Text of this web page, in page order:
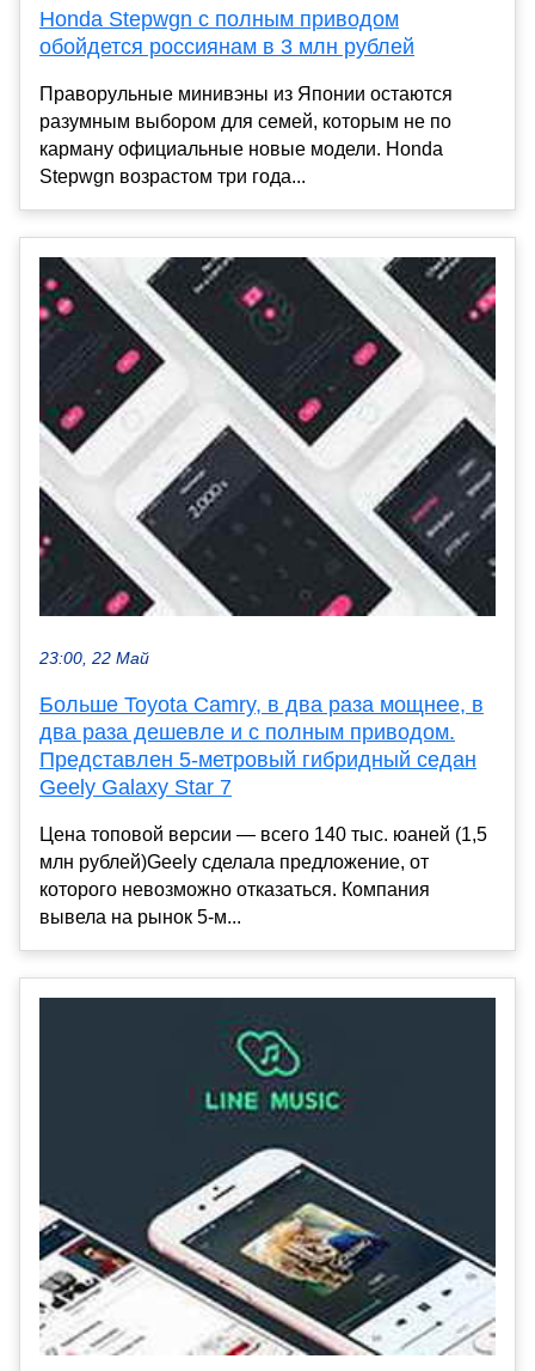
Honda Stepwgn с полным приводом
обойдется россиянам в 3 млн рублей
Праворульные минивэны из Японии остаются
разумным выбором для семей, которым не по
карману официальные новые модели. Honda
Stepwgn возрастом три года...
23:00, 22 Май
Больше Toyota Camry, в два раза мощнее, в
два раза дешевле и с полным приводом.
Представлен 5-метровый гибридный седан
Geely Galaxy Star 7
Цена топовой версии — всего 140 тыс. юаней (1,5
млн рублей)Geely сделала предложение, от
которого невозможно отказаться. Компания
вывела на рынок 5-м...